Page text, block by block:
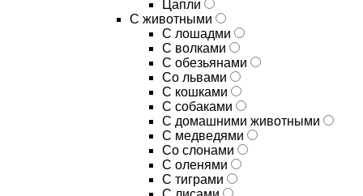
Цапли
С животными
С лошадми
С волками
С обезьянами
Со львами
С кошками
С собаками
С домашними животными
С медведями
Со слонами
С оленями
С тиграми